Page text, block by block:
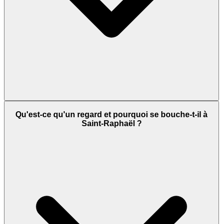
Qu'est-ce qu'un regard et pourquoi se bouche-t-il à
Saint-Raphaël ?